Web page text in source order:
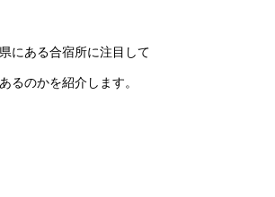
にある合宿所に注目して
るのかを紹介します。